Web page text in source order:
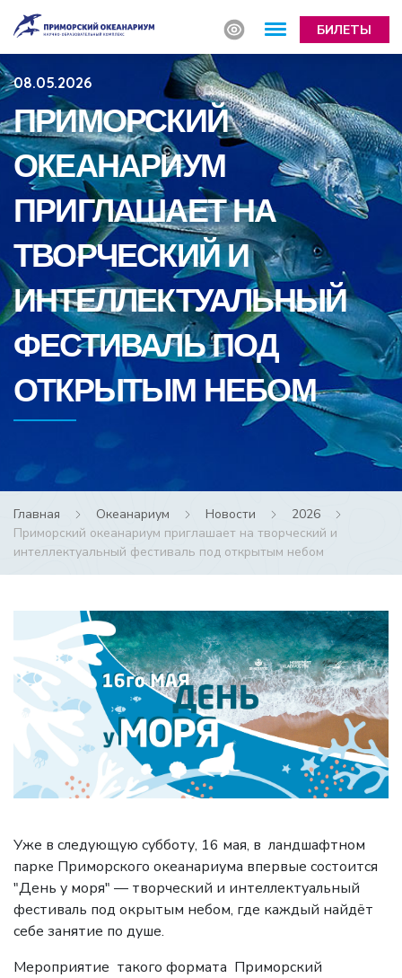
БИЛЕТЫ
08.05.2026
ПРИМОРСКИЙ
ОКЕАНАРИУМ
ПРИГЛАШАЕТ НА
ТВОРЧЕСКИЙ И
ИНТЕЛЛЕКТУАЛЬНЫЙ
ФЕСТИВАЛЬ ПОД
ОТКРЫТЫМ НЕБОМ
Главная Океанариум Новости
2026
Приморский океанариум приглашает на творческий и
интеллектуальный фестиваль под открытым небом
Уже в следующую субботу, 16 мая, в ландшафтном
парке Приморского океанариума впервые состоится
"День у моря" — творческий и интеллектуальный
фестиваль под окрытым небом, где каждый найдёт
себе занятие по душе.
Мероприятие такого формата Приморский